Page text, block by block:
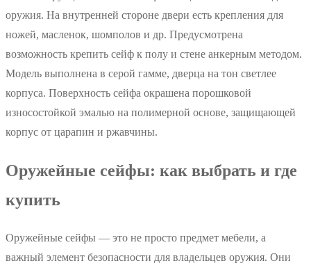
оружия. На внутренней стороне двери есть крепления для
ножей, масленок, шомполов и др. Предусмотрена
возможность крепить сейф к полу и стене анкерным методом.
Модель выполнена в серой гамме, дверца на тон светлее
корпуса. Поверхность сейфа окрашена порошковой
износостойкой эмалью на полимерной основе, защищающей
корпус от царапин и ржавчины.
Оружейные сейфы: как выбрать и где
купить
Оружейные сейфы — это не просто предмет мебели, а
важный элемент безопасности для владельцев оружия. Они